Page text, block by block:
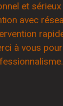
et
avec
à vous